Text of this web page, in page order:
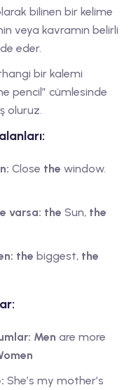
bilinen bir kelime
veya kavramın belirli
eder.
bir kalemi
pencil” cümlesinde
oluruz.
Close the window.
varsa: the Sun, the
the biggest, the
Men are more
She’s my mother’s